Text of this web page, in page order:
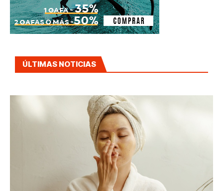
ÚLTIMAS NOTICIAS